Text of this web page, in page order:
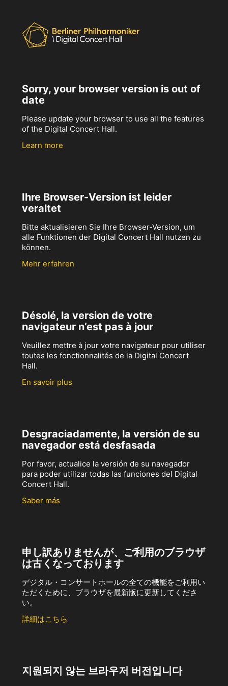
Sorry, your browser version is out of
date
Please update your browser to use all the features
of the Digital Concert Hall.
Learn more
Ihre Browser-Version ist leider
veraltet
Bitte aktualisieren Sie Ihre Browser-Version, um
alle Funktionen der Digital Concert Hall nutzen zu
können.
Mehr erfahren
Désolé, la version de votre
navigateur n’est pas à jour
Veuillez mettre à jour votre navigateur pour utiliser
toutes les fonctionnalités de la Digital Concert
Hall.
En savoir plus
Desgraciadamente, la versión de su
navegador está desfasada
Por favor, actualice la versión de su navegador
para poder utilizar todas las funciones del Digital
Concert Hall.
Saber más
申し訳ありませんが、ご利用のブラウザ
は古くなっております
デジタル・コンサートホールの全ての機能をご利用い
ただくために、ブラウザを最新版に更新してくださ
い。
詳細はこちら
지원되지 않는 브라우저 버전입니다